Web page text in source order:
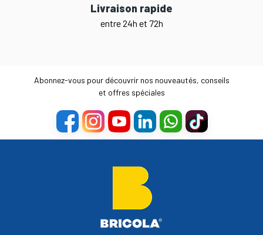
Livraison rapide
entre 24h et 72h
Abonnez-vous pour découvrir nos nouveautés, conseils
et offres spéciales